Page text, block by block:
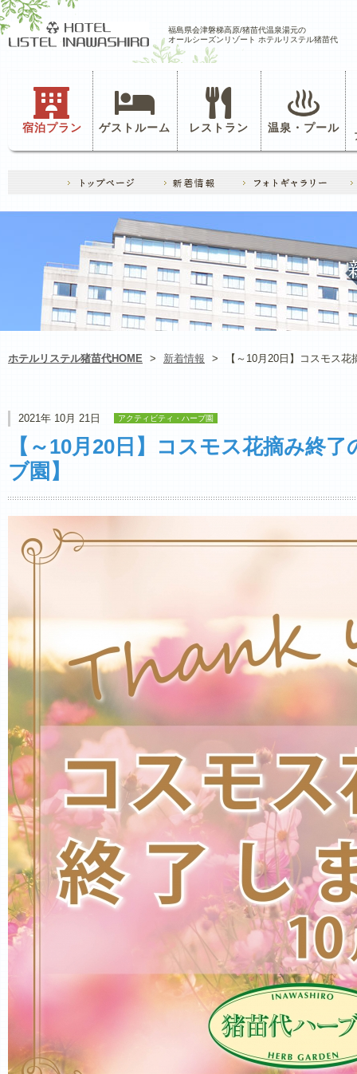
福島県会津磐梯高原/猪苗代温泉湯元の
オールシーズンリゾート ホテルリステル猪苗代
宿泊プラン ゲストルーム レストラン 温泉・プール
ホテルリステル猪苗代HOME > 新着情報 > 【～10月20日】コスモス
2021年 10月 21日 アクティビティ・ハーブ園
【～10月20日】コスモス花摘み終
ブ園】